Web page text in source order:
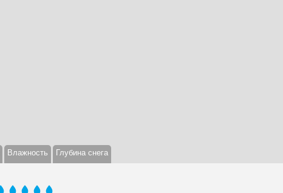
Влажность Глубина снега